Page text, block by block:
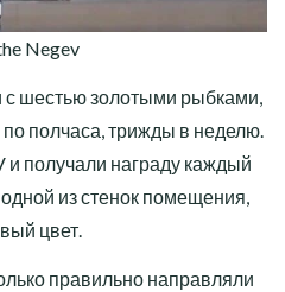
Negev
шестью золотыми рыбками,
полчаса, трижды в неделю.
получали награду каждый
из стенок помещения,
цвет.
правильно направляли